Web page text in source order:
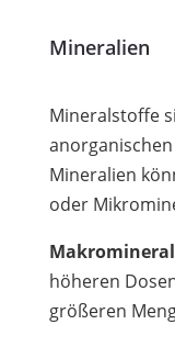
Mineralien
Mineralstoffe
Mineralien
oder
höheren
größeren